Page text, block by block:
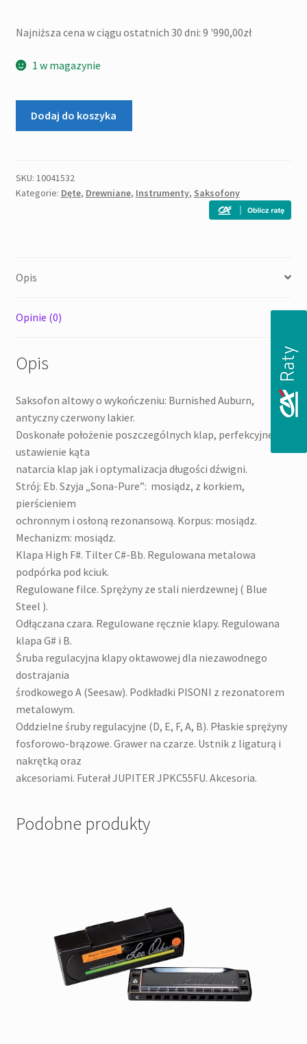
Najniższa cena w ciągu ostatnich 30 dni: 9 '990,00zł
1 w magazynie
JUPITER
BAQ
Dodaj do koszyka
SKU: 10041532
Kategorie: Dęte, Drewniane, Instrumenty, Saksofony
Opis
Opinie (0)
Opis
Saksofon altowy o wykończeniu: Burnished Auburn,
antyczny czerwony lakier.
Doskonałe położenie poszczególnych klap, perfekcyjne
ustawienie kąta
natarcia klap jak i optymalizacja długości dźwigni.
Strój: Eb. Szyja „Sona-Pure”: mosiądz, z korkiem,
pierścieniem
ochronnym i osłoną rezonansową. Korpus: mosiądz.
Mechanizm: mosiądz.
Klapa High F#. Tilter C#-Bb. Regulowana metalowa
podpórka pod kciuk.
Regulowane filce. Sprężyny ze stali nierdzewnej ( Blue
Steel ).
Odłączana czara. Regulowane ręcznie klapy. Regulowana
klapa G# i B.
Śruba regulacyjna klapy oktawowej dla niezawodnego
dostrajania
środkowego A (Seesaw). Podkładki PISONI z rezonatorem
metalowym.
Oddzielne śruby regulacyjne (D, E, F, A, B). Płaskie sprężyny
fosforowo-brązowe. Grawer na czarze. Ustnik z ligaturą i
nakrętką oraz
akcesoriami. Futerał JUPITER JPKC55FU. Akcesoria.
Podobne produkty